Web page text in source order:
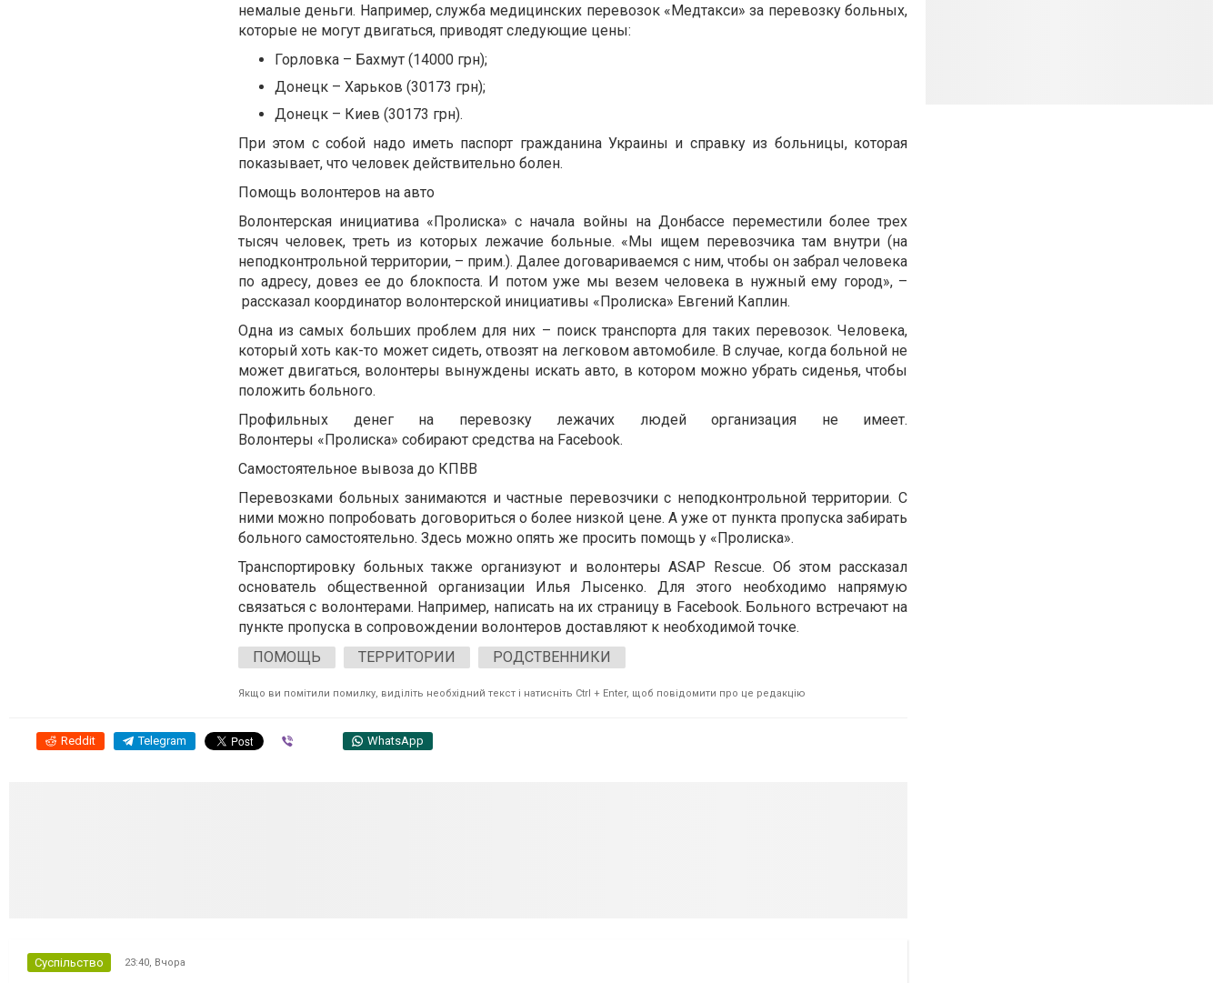
немалые деньги. Например, служба медицинских перевозок «Медтакси» за перевозку больных,
которые не могут двигаться, приводят следующие цены:
Горловка – Бахмут (14000 грн);
Донецк – Харьков (30173 грн);
Донецк – Киев (30173 грн).
При этом с собой надо иметь паспорт гражданина Украины и справку из больницы, которая
показывает, что человек действительно болен.
Помощь волонтеров на авто
Волонтерская инициатива «Пролиска» с начала войны на Донбассе переместили более трех
тысяч человек, треть из которых лежачие больные. «Мы ищем перевозчика там внутри (на
неподконтрольной территории, – прим.). Далее договариваемся с ним, чтобы он забрал человека
по адресу, довез ее до блокпоста. И потом уже мы везем человека в нужный ему город», –
рассказал координатор волонтерской инициативы «Пролиска» Евгений Каплин.
Одна из самых больших проблем для них – поиск транспорта для таких перевозок. Человека,
который хоть как-то может сидеть, отвозят на легковом автомобиле. В случае, когда больной не
может двигаться, волонтеры вынуждены искать авто, в котором можно убрать сиденья, чтобы
положить больного.
Профильных денег на перевозку лежачих людей организация не имеет.
Волонтеры «Пролиска» собирают средства на Facebook.
Самостоятельное вывоза до КПВВ
Перевозками больных занимаются и частные перевозчики с неподконтрольной территории. С
ними можно попробовать договориться о более низкой цене. А уже от пункта пропуска забирать
больного самостоятельно. Здесь можно опять же просить помощь у «Пролиска».
Транспортировку больных также организуют и волонтеры ASAP Rescue. Об этом рассказал
основатель общественной организации Илья Лысенко. Для этого необходимо напрямую
связаться с волонтерами. Например, написать на их страницу в Facebook. Больного встречают на
пункте пропуска в сопровождении волонтеров доставляют к необходимой точке.
ПОМОЩЬ
ТЕРРИТОРИИ РОДСТВЕННИКИ
Якщо ви помітили помилку, виділіть необхідний текст і натисніть Ctrl + Enter, щоб повідомити про це редакцію
Reddit Telegram WhatsApp
Суспільство 23:40, Вчора